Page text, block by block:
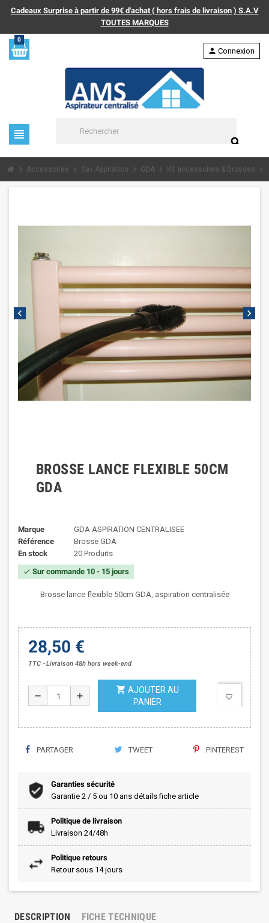
Cadeaux Surprise à partir de 99€ d'achat ( hors frais de livraison ) S.A.V
TOUTES MARQUES
0
view_headline
search
person Connexion
chevron_right Accessoires chevron_right Sav Aspiration chevron_right GDA chevron_right Kit accessoires & Brosses chevron_right
chevron_left chevron_right
BROSSE LANCE FLEXIBLE 50CM
GDA
Marque
GDA ASPIRATION CENTRALISEE
Référence
Brosse GDA
En stock
20 Produits
check Sur commande 10 - 15 jours
Brosse lance flexible 50cm GDA, aspiration centralisée
28,50 €
TTC Livraison 48h hors week-end
remove add
shopping_cart AJOUTER AU
PANIER
favorite_border
PARTAGER TWEET PINTEREST
Garanties sécurité
Garantie 2 / 5 ou 10 ans détails fiche article
Politique de livraison
Livraison 24/48h
Politique retours
Retour sous 14 jours
DESCRIPTION FICHE TECHNIQUE